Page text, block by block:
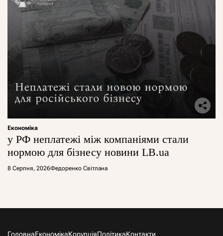
Економіка
у РФ неплатежі між компаніями стали
нормою для бізнесу новини LB.ua
8 Серпня, 2026Федоренко Світлана
ГоловнаЕкономікаКорупціяПолітикаКонтакти